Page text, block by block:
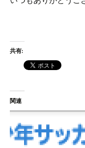
共有:
関連